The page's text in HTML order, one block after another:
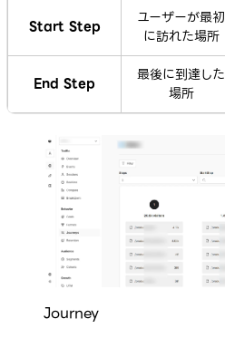
Start Step
ユーザーが最初
に訪れた場所
End Step
最後に到達した
場所
Journey